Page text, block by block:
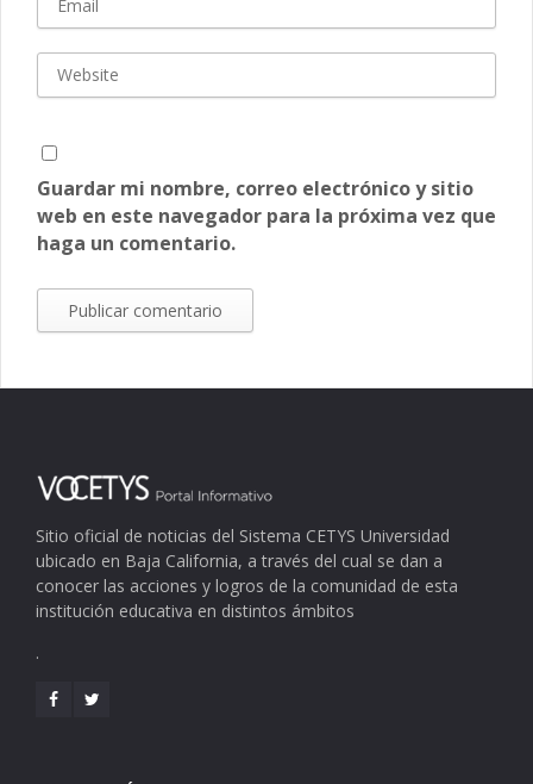
Guardar mi nombre, correo electrónico y sitio
web en este navegador para la próxima vez que
haga un comentario.
Sitio oficial de noticias del Sistema CETYS Universidad
ubicado en Baja California, a través del cual se dan a
conocer las acciones y logros de la comunidad de esta
institución educativa en distintos ámbitos
.